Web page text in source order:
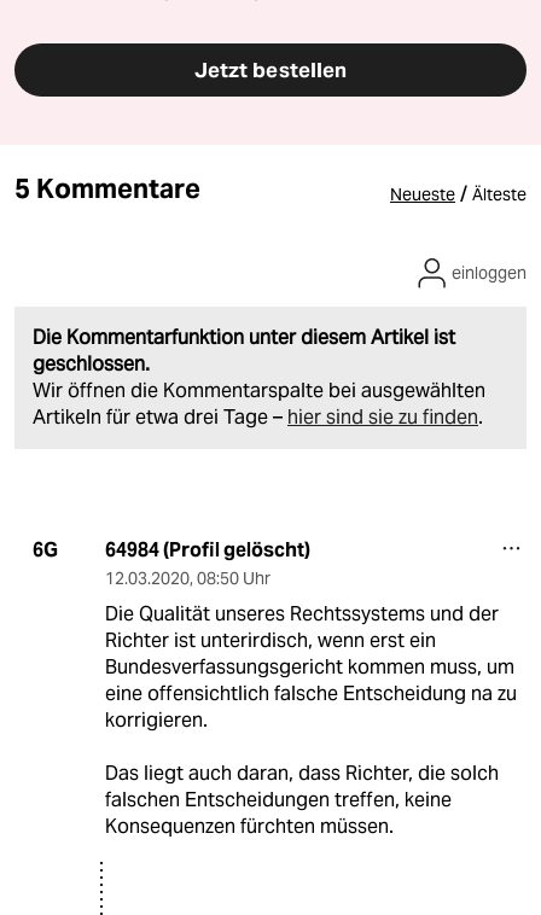
Jetzt bestellen
5 Kommentare Neueste / Älteste
Die Kommentarfunktion unter diesem Artikel ist
geschlossen.
Wir öffnen die Kommentarspalte bei ausgewählten
Artikeln für etwa drei Tage – hier sind sie zu finden.
einloggen
6G 64984 (Profil gelöscht)
12.03.2020, 08:50 Uhr
Die Qualität unseres Rechtssystems und der
Richter ist unterirdisch, wenn erst ein
Bundesverfassungsgericht kommen muss, um
eine offensichtlich falsche Entscheidung na zu
korrigieren.
Das liegt auch daran, dass Richter, die solch
falschen Entscheidungen treffen, keine
Konsequenzen fürchten müssen.